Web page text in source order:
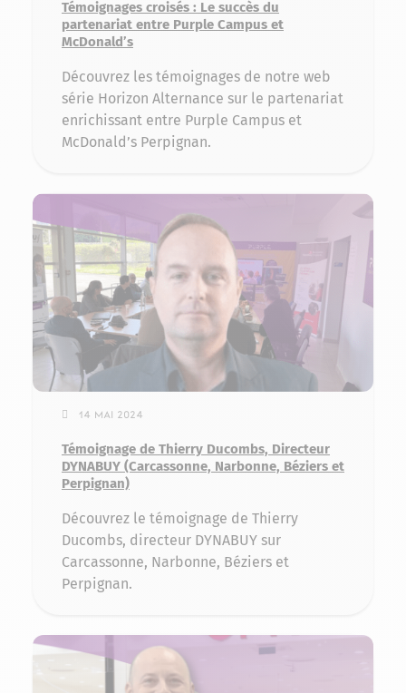
Témoignages croisés : Le succès du
partenariat entre Purple Campus et
McDonald’s
Découvrez les témoignages de notre web
série Horizon Alternance sur le partenariat
enrichissant entre Purple Campus et
McDonald’s Perpignan.
14 mai 2024
Témoignage de Thierry Ducombs, Directeur
DYNABUY (Carcassonne, Narbonne, Béziers et
Perpignan)
Découvrez le témoignage de Thierry
Ducombs, directeur DYNABUY sur
Carcassonne, Narbonne, Béziers et
Perpignan.